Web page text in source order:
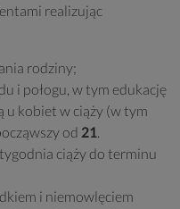
realizując
rodziny;
i połogu, w tym edukację
u kobiet w ciąży (w tym
od 21.
ciąży do terminu
i niemowlęciem